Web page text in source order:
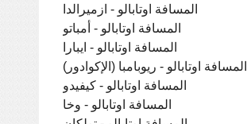
المسافة اوتابالو - ازميرالدا
المسافة اوتابالو - أمباتو
المسافة اوتابالو - ايبارا
المسافة اوتابالو - ريوبامبا (الإكوادور)
المسافة اوتابالو - كيفيدو
المسافة اوتابالو - وخا